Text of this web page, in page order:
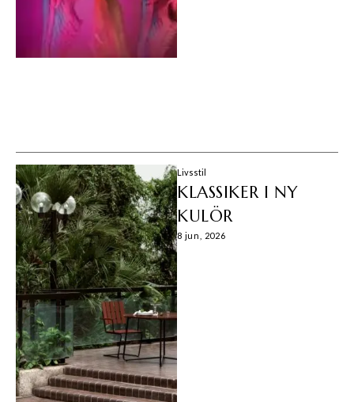
Livsstil
KLASSIKER I NY
KULÖR
8 jun, 2026